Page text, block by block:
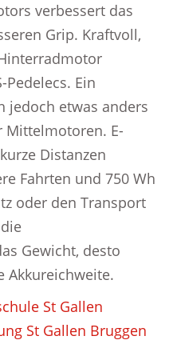
verbessert das
Grip. Kraftvoll,
Ein
jedoch etwas anders
Mittelmotoren. E-
Distanzen
Fahrten und 750 Wh
oder den Transport
Gewicht, desto
Akkureichweite.
St Gallen
St Gallen Bruggen